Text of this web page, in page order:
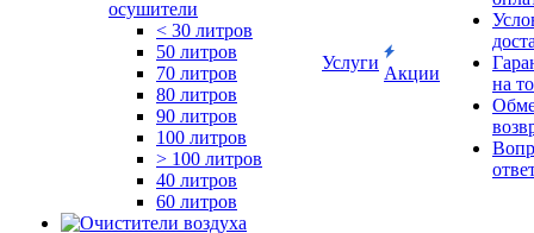
осушители
< 30 литров
50 литров
70 литров
80 литров
90 литров
100 литров
> 100 литров
40 литров
60 литров
Услуги
Акции
на